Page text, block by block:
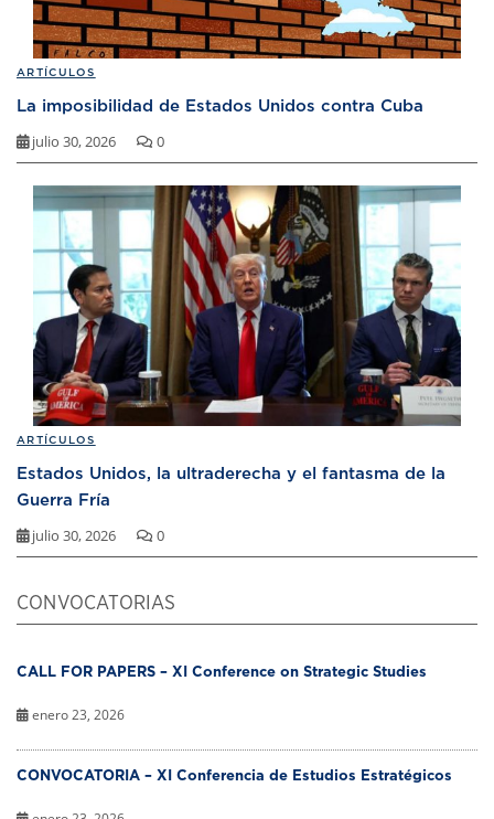
ARTÍCULOS
La imposibilidad de Estados Unidos contra Cuba
julio 30, 2026 0
ARTÍCULOS
Estados Unidos, la ultraderecha y el fantasma de la
Guerra Fría
julio 30, 2026 0
CONVOCATORIAS
CALL FOR PAPERS – XI Conference on Strategic Studies
enero 23, 2026
CONVOCATORIA – XI Conferencia de Estudios Estratégicos